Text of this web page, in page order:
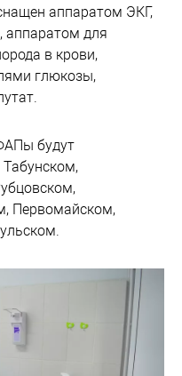
аппаратом ЭКГ,
аппаратом для
в крови,
глюкозы,
будут
Первомайском,